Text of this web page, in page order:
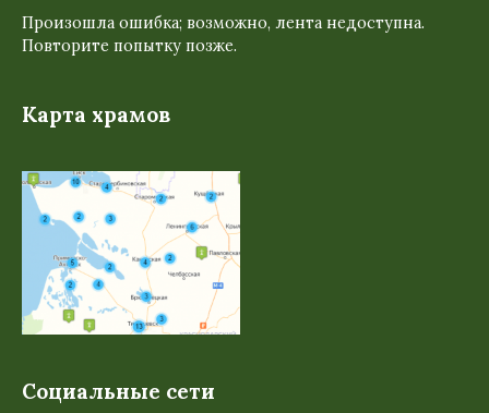
Произошла ошибка; возможно, лента недоступна.
Повторите попытку позже.
Карта храмов
Социальные сети